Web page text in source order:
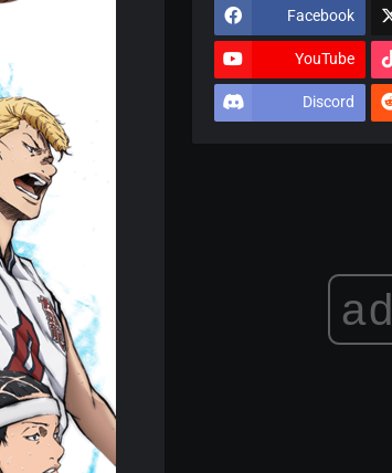
Facebook
YouTube
Discord
ad